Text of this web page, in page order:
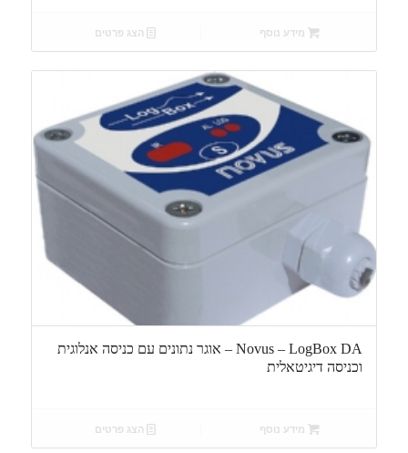
מידע נוסף הצג פרטים
Novus – LogBox DA – אוגר נתונים עם כניסה אנלוגית
וכניסה דיגיטאלית
מידע נוסף הצג פרטים